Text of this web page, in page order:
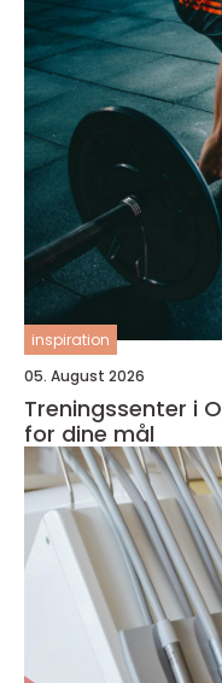
inspiration
05. August 2026
Treningssenter i
for dine mål